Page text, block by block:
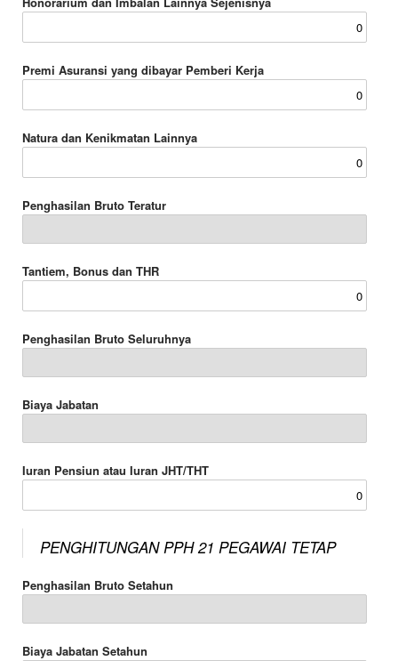
Premi Asuransi yang dibayar Pemberi Kerja
Natura dan Kenikmatan Lainnya
Penghasilan Bruto Teratur
Tantiem, Bonus dan THR
Penghasilan Bruto Seluruhnya
Biaya Jabatan
Iuran Pensiun atau Iuran JHT/THT
PENGHITUNGAN PPH 21 PEGAWAI TETAP
Penghasilan Bruto Setahun
Biaya Jabatan Setahun